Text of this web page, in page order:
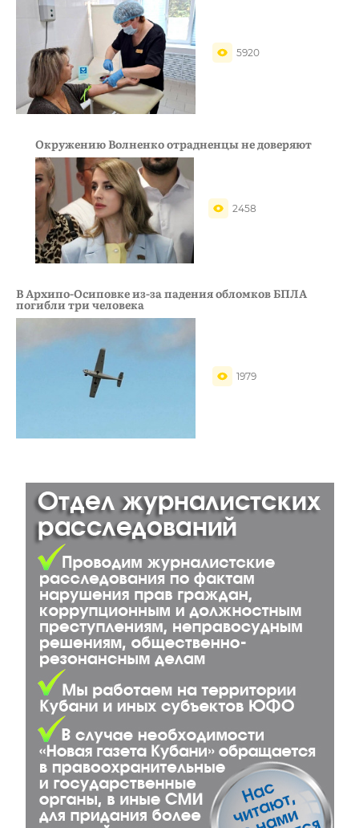
5920
Окружению Волненко отрадненцы не доверяют
2458
В Архипо-Осиповке из-за падения обломков БПЛА
погибли три человека
1979